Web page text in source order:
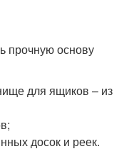
прочную основу
для ящиков – из
досок и реек.